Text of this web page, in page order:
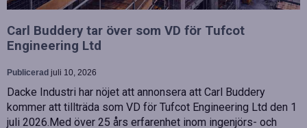
Carl Buddery tar över som VD för Tufcot
Engineering Ltd
Publicerad juli 10, 2026
Dacke Industri har nöjet att annonsera att Carl Buddery
kommer att tillträda som VD för Tufcot Engineering Ltd den 1
juli 2026.Med över 25 års erfarenhet inom ingenjörs- och